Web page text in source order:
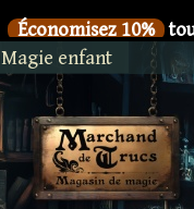
Économisez 10%
SIX Le nouveau
Économisez 10%
SIX Le nouveau
Économisez 10%
SIX Le nouveau
Magie enfant